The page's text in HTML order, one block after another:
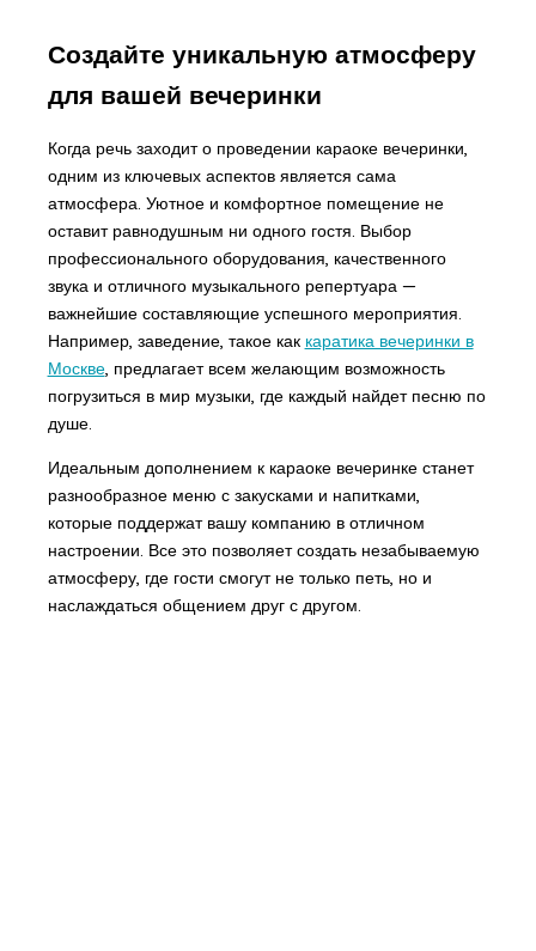
Создайте уникальную атмосферу
для вашей вечеринки
Когда речь заходит о проведении караоке вечеринки,
одним из ключевых аспектов является сама
атмосфера. Уютное и комфортное помещение не
оставит равнодушным ни одного гостя. Выбор
профессионального оборудования, качественного
звука и отличного музыкального репертуара —
важнейшие составляющие успешного мероприятия.
Например, заведение, такое как каратика вечеринки в
Москве, предлагает всем желающим возможность
погрузиться в мир музыки, где каждый найдет песню по
душе.
Идеальным дополнением к караоке вечеринке станет
разнообразное меню с закусками и напитками,
которые поддержат вашу компанию в отличном
настроении. Все это позволяет создать незабываемую
атмосферу, где гости смогут не только петь, но и
наслаждаться общением друг с другом.